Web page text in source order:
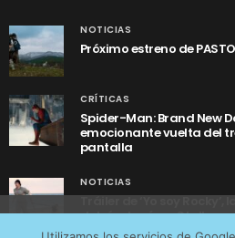
NOTICIAS
Próximo estreno de
CRÍTICAS
Spider-Man: Brand New
emocionante vuelta del
pantalla
NOTICIAS
Tráiler de ‘Yo soy
detrás de cómo Stallone